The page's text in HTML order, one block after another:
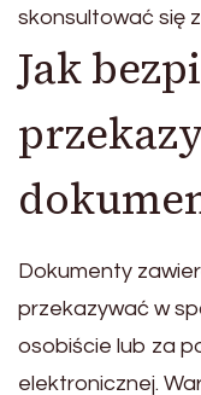
skonsultować się
Jak
Dokumenty
przekazywać w
osobiście lub za
elektronicznej.